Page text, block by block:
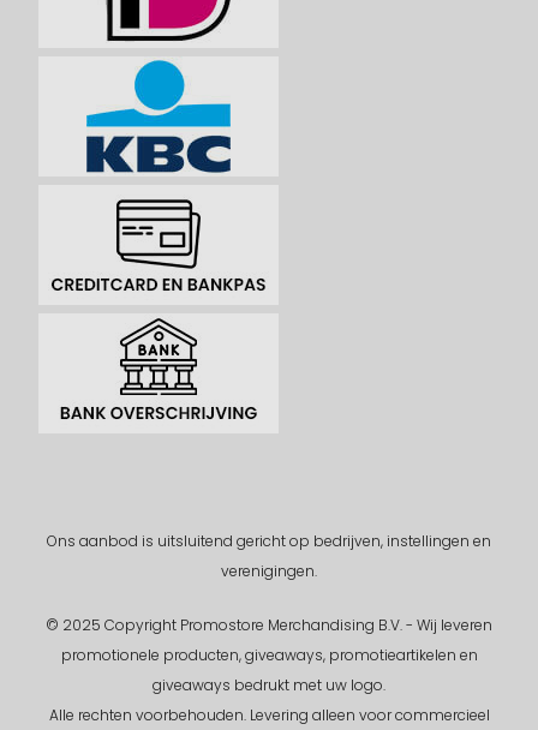
Ons aanbod is uitsluitend gericht op bedrijven, instellingen en
verenigingen.
© 2025 Copyright Promostore Merchandising B.V. - Wij leveren
promotionele producten, giveaways, promotieartikelen en
giveaways bedrukt met uw logo.
Alle rechten voorbehouden.Levering alleen voor commercieel